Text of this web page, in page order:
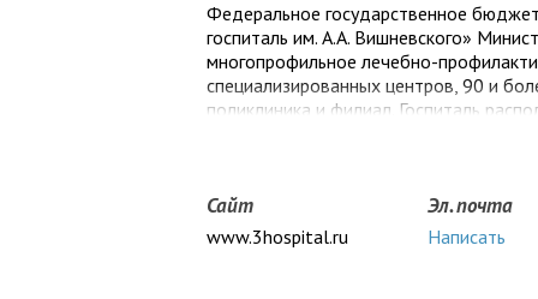
Федеральное государственное
госпиталь им. А.А. Вишневского»
многопрофильное лечебно-
специализированных центров, 90 и
поликлиника и филиал. Госпиталь
Красногорске, в 5-ти км от кольцевой
диагностической работе и стал одним
российского здравоохранения. В
Москвы», а в 2003 г. удостоен
Сайт
www.3hospital.ru
Эл. почта
Написать